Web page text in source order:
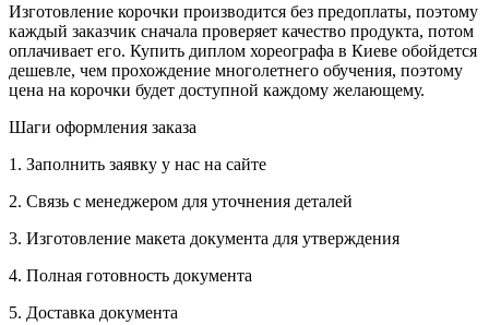
Изготовление корочки производится без предоплаты, поэтому
каждый заказчик сначала проверяет качество продукта, потом
оплачивает его. Купить диплом хореографа в Киеве обойдется
дешевле, чем прохождение многолетнего обучения, поэтому
цена на корочки будет доступной каждому желающему.
Шаги оформления заказа
1. Заполнить заявку у нас на сайте
2. Связь с менеджером для уточнения деталей
3. Изготовление макета документа для утверждения
4. Полная готовность документа
5. Доставка документа